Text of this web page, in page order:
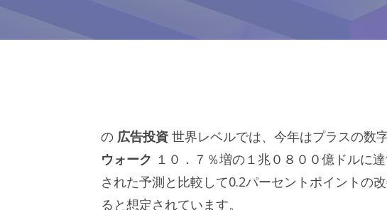
の 広告投資 世界レベルでは、今年はプラスの数
ウォーク １０．７％増の１兆０８００億ドルに
された予測と比較して0.2パーセントポイントの
ると想定されています。